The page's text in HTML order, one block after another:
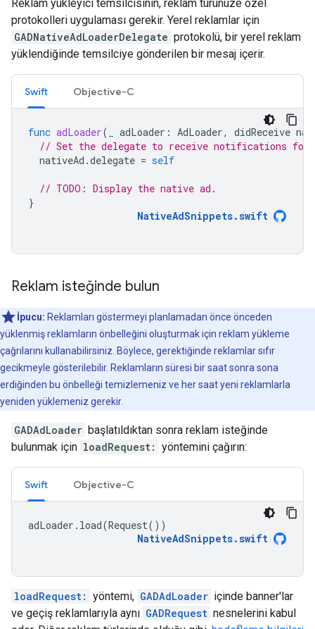
Reklam yükleyici temsilcisinin, reklam türünüze özel
protokolleri uygulaması gerekir. Yerel reklamlar için
GADNativeAdLoaderDelegate protokolü, bir yerel reklam
yüklendiğinde temsilciye gönderilen bir mesaj içerir.
Swift Objective-C
func adLoader( adLoader : AdLoader, didReceive
// Set the delegate to receive notifications
nativeAd .delegate = self
// TODO: Display the native ad.
}
NativeAdSnippets.swift
Reklam isteğinde bulun
İpucu: Reklamları göstermeyi planlamadan önce önceden
yüklenmiş reklamların önbelleğini oluşturmak için reklam yükleme
çağrılarını kullanabilirsiniz. Böylece, gerektiğinde reklamlar sıfır
gecikmeyle gösterilebilir. Reklamların süresi bir saat sonra sona
erdiğinden bu önbelleği temizlemeniz ve her saat yeni reklamlarla
yeniden yüklemeniz gerekir.
GADAdLoader başlatıldıktan sonra reklam isteğinde
bulunmak için loadRequest: yöntemini çağırın:
Swift Objective-C
adLoader . load(Request())
NativeAdSnippets.swift
loadRequest: yöntemi, GADAdLoader içinde banner'lar
ve geçiş reklamlarıyla aynı GADRequest nesnelerini kabul